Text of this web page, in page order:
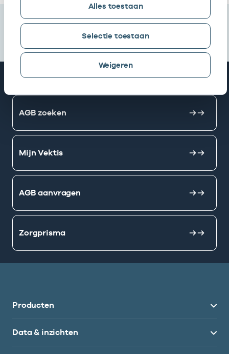
Alles toestaan
Selectie toestaan
Weigeren
Snel naar
AGB zoeken
Mijn Vektis
AGB aanvragen
Zorgprisma
Producten
Data & inzichten